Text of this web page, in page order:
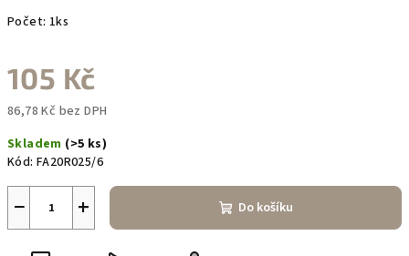
Počet: 1ks
105 Kč
86,78 Kč bez DPH
cena:
Skladem (>5 ks)
Kód: FA20R025/6
+
− Do košíku